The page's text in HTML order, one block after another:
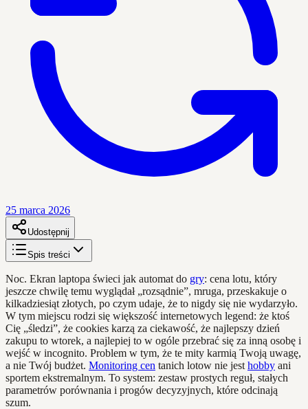
25 marca 2026
Udostępnij
Spis treści
Noc. Ekran laptopa świeci jak automat do gry: cena lotu, który
jeszcze chwilę temu wyglądał „rozsądnie”, mruga, przeskakuje o
kilkadziesiąt złotych, po czym udaje, że to nigdy się nie wydarzyło.
W tym miejscu rodzi się większość internetowych legend: że ktoś
Cię „śledzi”, że cookies karzą za ciekawość, że najlepszy dzień
zakupu to wtorek, a najlepiej to w ogóle przebrać się za inną osobę i
wejść w incognito. Problem w tym, że te mity karmią Twoją uwagę,
a nie Twój budżet. Monitoring cen tanich lotow nie jest hobby ani
sportem ekstremalnym. To system: zestaw prostych reguł, stałych
parametrów porównania i progów decyzyjnych, które odcinają
szum.